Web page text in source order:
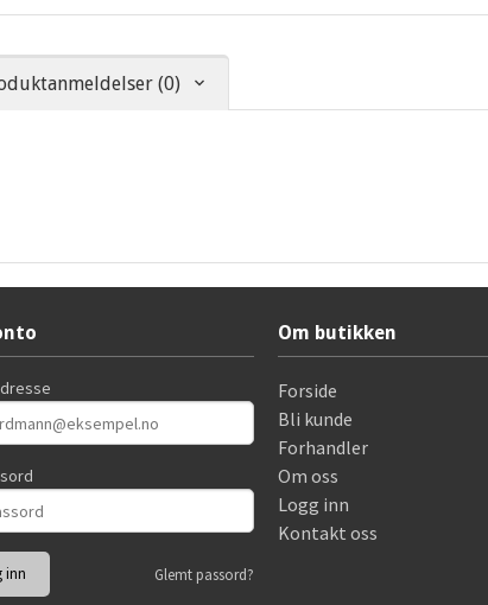
(0)
Glemt passord?
Om butikken
Forside
Bli kunde
Forhandler
Om oss
Logg inn
Kontakt oss